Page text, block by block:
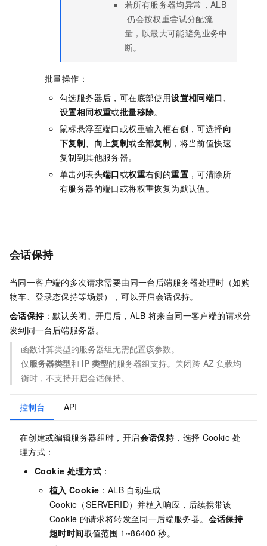
若所有服务器均异常，ALB
仍会按权重尝试分配流
量，以最大可能避免业务中
断。
批量操作：
勾选服务器后，可在底部使用设置相同端口
设置相同权重或批量移除。
鼠标悬浮至端口或权重输入框右侧，可选择向
下复制
向上复制或全部复制 ，将当前值快速
复制到其他服务器。
单击列表头端口或权重右侧的重置 ，可清除所
有服务器的端口或将权重恢复为默认值。
会话保持
当同一客户端的多次请求需要由同一台后端服务器处理时（如购
物车、登录态保持等场景），可以开启会话保持。
会话保持：默认关闭。开启后， ALB 将来自同一客户端的请求分
发到同一台后端服务器。
函数计算类型的服务器组无需配置该参数。
仅服务器类型和 IP 类型的服务器组支持。关闭跨 AZ 负载均
衡时，不支持开启会话保持。
控制台 API
在创建或编辑服务器组时，开启会话保持，选择 Cookie 处
理方式：
Cookie 处理方式 ：
植入 Cookie ： ALB 自动生成
Cookie（SERVERID）并植入响应，后续携带该
Cookie 的请求将转发至同一后端服务器。 会话保持
超时时间取值范围 1~86400 秒。